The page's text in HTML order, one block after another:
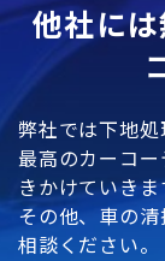
他社に
弊社では下地
最高のカーコ
きかけていきま
その他、車の
相談ください。